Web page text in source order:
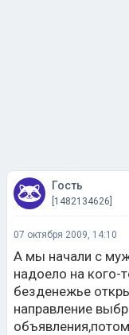
Гость
[1482134626]
07 октября 2009, 14:10
А мы начали с
надоело на кого-
безденежье
направление